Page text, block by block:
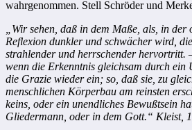
wahrgenommen. Stell Schröder und
„Wir sehen, daß in dem Maße, als, in der
Reflexion dunkler und schwächer wird,
strahlender und herrschender hervortritt.
wenn die Erkenntnis gleichsam durch ein
die Grazie wieder ein; so, daß sie, zu
menschlichen Körperbau am reinsten
keins, oder ein unendliches Bewußtsein
Gliedermann, oder in dem Gott.“ Kleist,